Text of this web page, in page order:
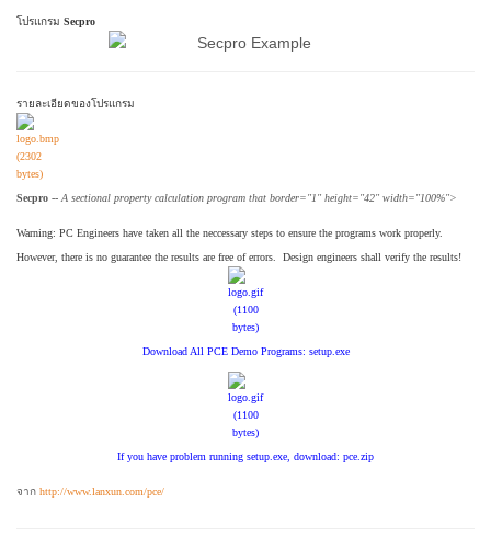
โปรแกรม Secpro
รายละเอียดของโปรแกรม
Secpro -- A sectional property calculation program that border="1" height="42" width="100%">
Warning: PC Engineers have taken all the neccessary steps to ensure the programs work properly.
However, there is no guarantee the results are free of errors. Design engineers shall verify the results!
Download All PCE Demo Programs: setup.exe
If you have problem running setup.exe, download: pce.zip
จาก http://www.lanxun.com/pce/